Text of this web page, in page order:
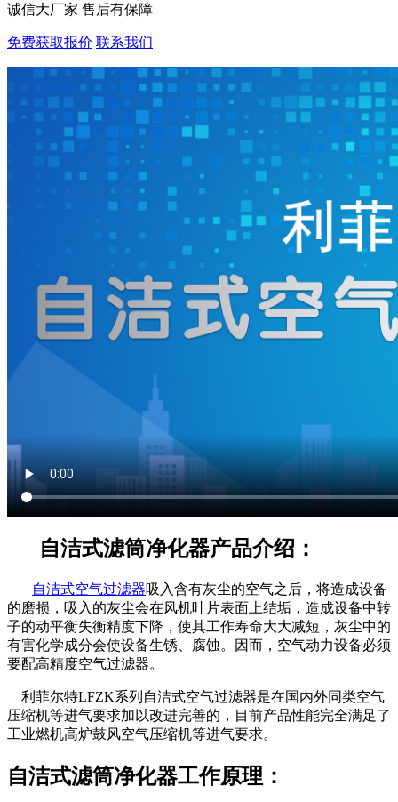
诚信大厂家 售后有保障
免费获取报价 联系我们
自洁式滤筒净化器产品介绍：
自洁式空气过滤器吸入含有灰尘的空气之后，将造成设备
的磨损，吸入的灰尘会在风机叶片表面上结垢，造成设备中转
子的动平衡失衡精度下降，使其工作寿命大大减短，灰尘中的
有害化学成分会使设备生锈、腐蚀。因而，空气动力设备必须
要配高精度空气过滤器。
利菲尔特LFZK系列自洁式空气过滤器是在国内外同类空气
压缩机等进气要求加以改进完善的，目前产品性能完全满足了
工业燃机高炉鼓风空气压缩机等进气要求。
自洁式滤筒净化器工作原理：